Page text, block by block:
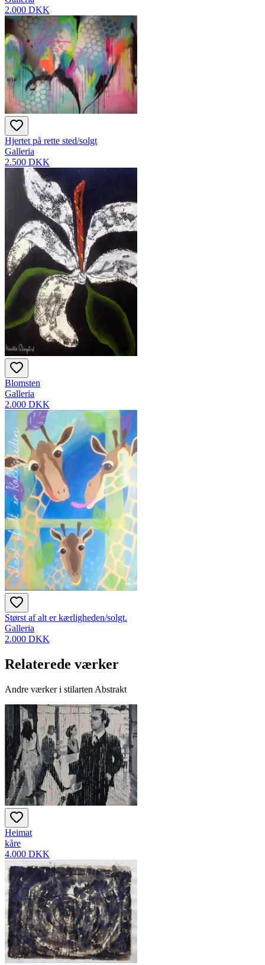
2.000 DKK
Hjertet på rette sted/solgt
Galleria
2.500 DKK
Blomsten
Galleria
2.000 DKK
Størst af alt er kærligheden/solgt.
Galleria
2.000 DKK
Relaterede værker
Andre værker i stilarten Abstrakt
Heimat
kåre
4.000 DKK